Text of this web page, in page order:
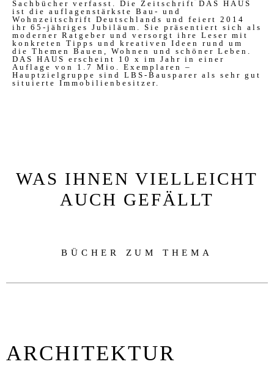
Sachbücher verfasst. Die Zeitschrift DAS HAUS
ist die auflagenstärkste Bau- und
Wohnzeitschrift Deutschlands und feiert 2014
ihr 65-jähriges Jubiläum. Sie präsentiert sich als
moderner Ratgeber und versorgt ihre Leser mit
konkreten Tipps und kreativen Ideen rund um
die Themen Bauen, Wohnen und schöner Leben.
DAS HAUS erscheint 10 x im Jahr in einer
Auflage von 1.7 Mio. Exemplaren –
Hauptzielgruppe sind LBS-Bausparer als sehr gut
situierte Immobilienbesitzer.
WAS IHNEN VIELLEICHT
AUCH GEFÄLLT
BÜCHER ZUM THEMA
AR­CHI­TEK­TUR